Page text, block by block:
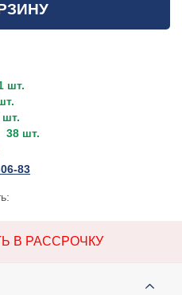
шт.
шт.
38 шт.
83
В РАССРОЧКУ